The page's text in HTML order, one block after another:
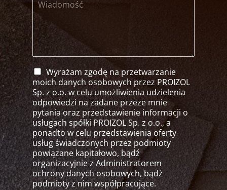
Wyrażam zgodę na przetwarzanie
moich danych osobowych przez PROIZOL
Sp. z o.o. w celu umożliwienia udzielenia
odpowiedzi na zadane przeze mnie
pytania oraz przedstawienie informacji o
usługach spółki PROIZOL Sp. z o.o., a
ponadto w celu przedstawienia oferty
usług świadczonych przez podmioty
powiązane kapitałowo, bądź
organizacyjnie z Administratorem
ochrony danych osobowych, bądź
podmioty z nim współpracujące.